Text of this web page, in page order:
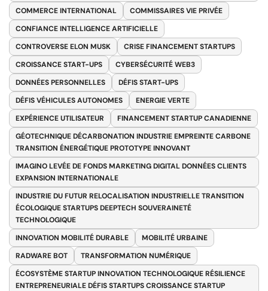
COMMERCE INTERNATIONAL
COMMISSAIRES VIE PRIVÉE
CONFIANCE INTELLIGENCE ARTIFICIELLE
CONTROVERSE ELON MUSK
CRISE FINANCEMENT STARTUPS
CROISSANCE START-UPS
CYBERSÉCURITÉ WEB3
DONNÉES PERSONNELLES
DÉFIS START-UPS
DÉFIS VÉHICULES AUTONOMES
ENERGIE VERTE
EXPÉRIENCE UTILISATEUR
FINANCEMENT STARTUP CANADIENNE
GÉOTECHNIQUE DÉCARBONATION INDUSTRIE EMPREINTE CARBONE
TRANSITION ÉNERGÉTIQUE PROTOTYPE INNOVANT
IMAGINO LEVÉE DE FONDS MARKETING DIGITAL DONNÉES CLIENTS
EXPANSION INTERNATIONALE
INDUSTRIE DU FUTUR RELOCALISATION INDUSTRIELLE TRANSITION
ÉCOLOGIQUE STARTUPS DEEPTECH SOUVERAINETÉ
TECHNOLOGIQUE
INNOVATION MOBILITÉ DURABLE
MOBILITÉ URBAINE
RADWARE BOT
TRANSFORMATION NUMÉRIQUE
ÉCOSYSTÈME STARTUP INNOVATION TECHNOLOGIQUE RÉSILIENCE
ENTREPRENEURIALE DÉFIS STARTUPS CROISSANCE STARTUP